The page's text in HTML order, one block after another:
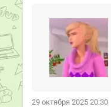
29 октября 2025 20:30